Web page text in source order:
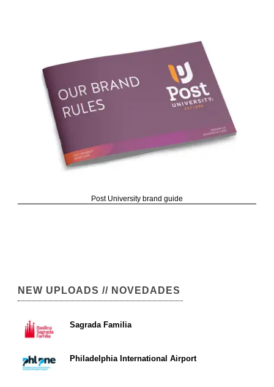
Post University brand guide
NEW UPLOADS // NOVEDADES
Sagrada Familia
Philadelphia International Airport